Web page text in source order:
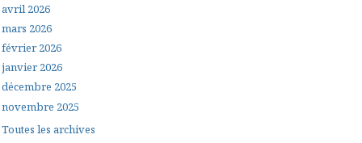
avril 2026
mars 2026
février 2026
janvier 2026
décembre 2025
novembre 2025
Toutes les archives